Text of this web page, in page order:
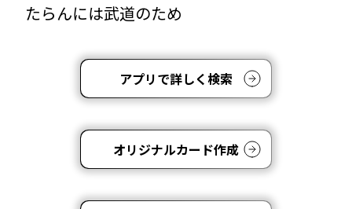
たらんには武道のため
アプリで詳しく検索
オリジナルカード作成